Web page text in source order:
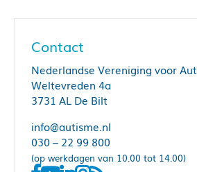
Contact
Nederlandse Vereniging voor
Weltevreden 4a
3731 AL De Bilt
info@autisme.nl
030 – 22 99 800
(op werkdagen van 10.00 tot 14.00)